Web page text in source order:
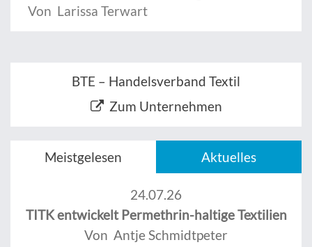
Von Larissa Terwart
BTE – Handelsverband Textil
Zum Unternehmen
Meistgelesen Aktuelles
24.07.26
TITK entwickelt Permethrin-haltige Textilien
Von Antje Schmidtpeter